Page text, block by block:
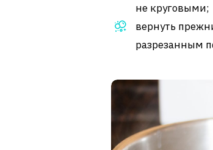
не круговыми;
вернуть
разрезанным